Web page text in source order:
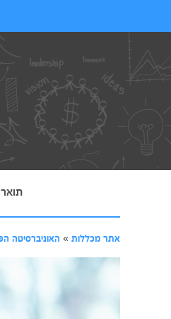
אתר מכללות » האוניברסיטה